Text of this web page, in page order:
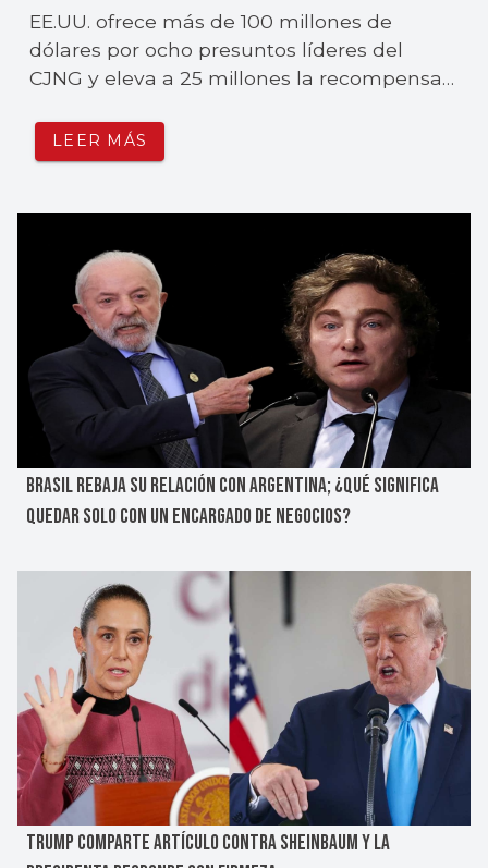
EE.UU. ofrece más de 100 millones de
dólares por ocho presuntos líderes del
CJNG y eleva a 25 millones la recompensa
LEER MÁS
BRASIL REBAJA SU RELACIÓN CON ARGENTINA; ¿QUÉ SIGNIFICA
QUEDAR SOLO CON UN ENCARGADO DE NEGOCIOS?
TRUMP COMPARTE ARTÍCULO CONTRA SHEINBAUM Y LA